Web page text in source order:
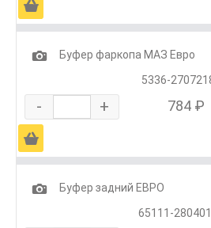
Ä
1
Буфер фаркопа МАЗ Евро
5336-
- + 784 ₽
Ä
1
Буфер задний ЕВРО
65111-